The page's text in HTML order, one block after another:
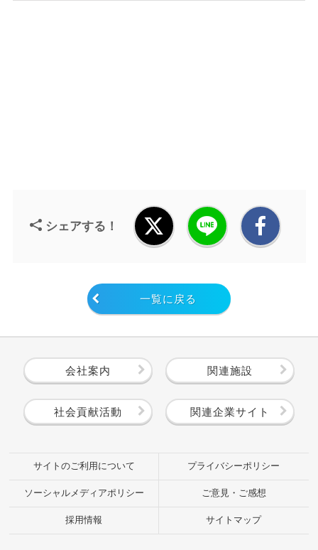
シェアする！
一覧に戻る
会社案内 関連施設
社会貢献活動 関連企業サイト
サイトのご利用について プライバシーポリシー
ソーシャルメディアポリシー ご意見・ご感想
採用情報 サイトマップ